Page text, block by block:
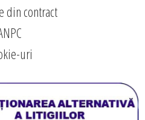
din contract
uri